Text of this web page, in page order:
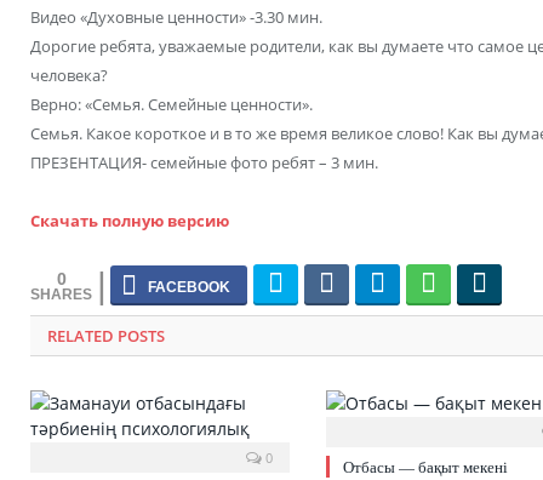
Видео «Духовные ценности» -3.30 мин.
Дорогие ребята, уважаемые родители, как вы думаете что самое
человека?
Верно: «Семья. Семейные ценности».
Семья. Какое короткое и в то же время великое слово! Как вы
ПРЕЗЕНТАЦИЯ- семейные фото ребят – 3 мин.
Скачать полную версию
0
RELATED POSTS
0 Отбасы — бақыт мекені